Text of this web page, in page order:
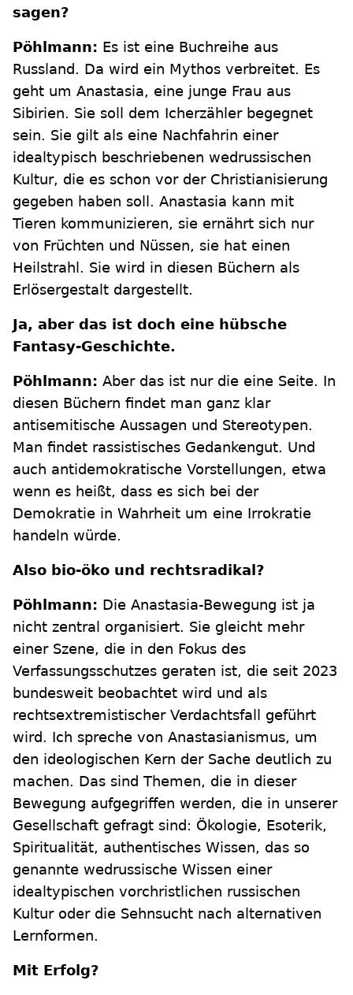
sagen?
Pöhlmann: Es ist eine Buchreihe aus
Russland. Da wird ein Mythos verbreitet. Es
geht um Anastasia, eine junge Frau aus
Sibirien. Sie soll dem Icherzähler begegnet
sein. Sie gilt als eine Nachfahrin einer
idealtypisch beschriebenen wedrussischen
Kultur, die es schon vor der Christianisierung
gegeben haben soll. Anastasia kann mit
Tieren kommunizieren, sie ernährt sich nur
von Früchten und Nüssen, sie hat einen
Heilstrahl. Sie wird in diesen Büchern als
Erlösergestalt dargestellt.
Ja, aber das ist doch eine hübsche
Fantasy-Geschichte.
Pöhlmann: Aber das ist nur die eine Seite. In
diesen Büchern findet man ganz klar
antisemitische Aussagen und Stereotypen.
Man findet rassistisches Gedankengut. Und
auch antidemokratische Vorstellungen, etwa
wenn es heißt, dass es sich bei der
Demokratie in Wahrheit um eine Irrokratie
handeln würde.
Also bio-öko und rechtsradikal?
Pöhlmann: Die Anastasia-Bewegung ist ja
nicht zentral organisiert. Sie gleicht mehr
einer Szene, die in den Fokus des
Verfassungsschutzes geraten ist, die seit 2023
bundesweit beobachtet wird und als
rechtsextremistischer Verdachtsfall geführt
wird. Ich spreche von Anastasianismus, um
den ideologischen Kern der Sache deutlich zu
machen. Das sind Themen, die in dieser
Bewegung aufgegriffen werden, die in unserer
Gesellschaft gefragt sind: Ökologie, Esoterik,
Spiritualität, authentisches Wissen, das so
genannte wedrussische Wissen einer
idealtypischen vorchristlichen russischen
Kultur oder die Sehnsucht nach alternativen
Lernformen.
Mit Erfolg?